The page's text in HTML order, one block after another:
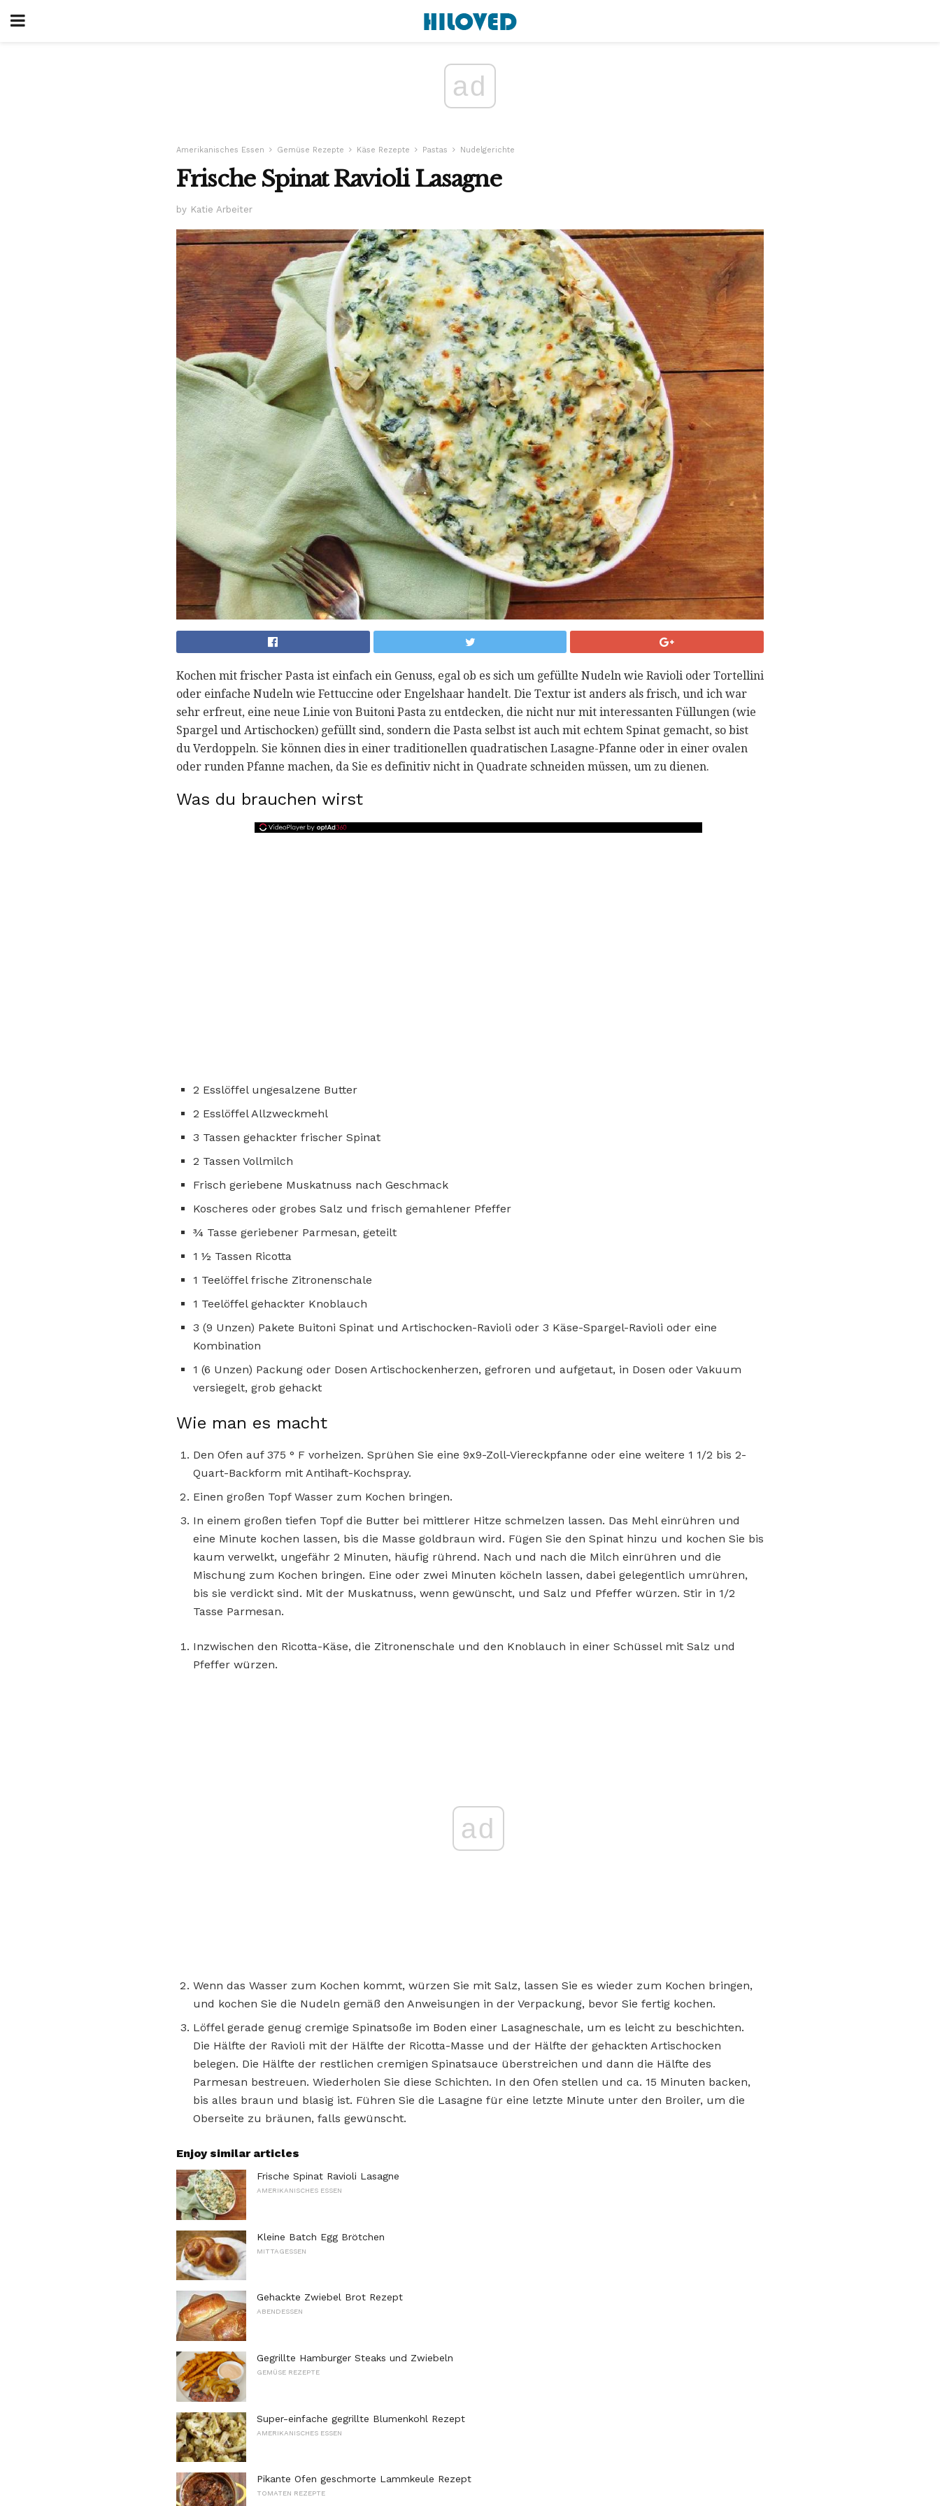
ad
Amerikanisches Essen Gemüse Rezepte Käse Rezepte Pastas Nudelgerichte
Frische Spinat Ravioli Lasagne
by Katie Arbeiter
Kochen mit frischer Pasta ist einfach ein Genuss, egal ob es sich um gefüllte Nudeln wie Ravioli oder Tortellini
oder einfache Nudeln wie Fettuccine oder Engelshaar handelt. Die Textur ist anders als frisch, und ich war
sehr erfreut, eine neue Linie von Buitoni Pasta zu entdecken, die nicht nur mit interessanten Füllungen (wie
Spargel und Artischocken) gefüllt sind, sondern die Pasta selbst ist auch mit echtem Spinat gemacht, so bist
du Verdoppeln. Sie können dies in einer traditionellen quadratischen Lasagne-Pfanne oder in einer ovalen
oder runden Pfanne machen, da Sie es definitiv nicht in Quadrate schneiden müssen, um zu dienen.
Was du brauchen wirst
2 Esslöffel ungesalzene Butter
2 Esslöffel Allzweckmehl
3 Tassen gehackter frischer Spinat
2 Tassen Vollmilch
Frisch geriebene Muskatnuss nach Geschmack
Koscheres oder grobes Salz und frisch gemahlener Pfeffer
¾ Tasse geriebener Parmesan, geteilt
1 ½ Tassen Ricotta
1 Teelöffel frische Zitronenschale
1 Teelöffel gehackter Knoblauch
3 (9 Unzen) Pakete Buitoni Spinat und Artischocken-Ravioli oder 3 Käse-Spargel-Ravioli oder eine
Kombination
1 (6 Unzen) Packung oder Dosen Artischockenherzen, gefroren und aufgetaut, in Dosen oder Vakuum
versiegelt, grob gehackt
Wie man es macht
Den Ofen auf 375 ° F vorheizen. Sprühen Sie eine 9x9-Zoll-Viereckpfanne oder eine weitere 1 1/2 bis 2-
Quart-Backform mit Antihaft-Kochspray.
Einen großen Topf Wasser zum Kochen bringen.
In einem großen tiefen Topf die Butter bei mittlerer Hitze schmelzen lassen. Das Mehl einrühren und
eine Minute kochen lassen, bis die Masse goldbraun wird. Fügen Sie den Spinat hinzu und kochen Sie bis
kaum verwelkt, ungefähr 2 Minuten, häufig rührend. Nach und nach die Milch einrühren und die
Mischung zum Kochen bringen. Eine oder zwei Minuten köcheln lassen, dabei gelegentlich umrühren,
bis sie verdickt sind. Mit der Muskatnuss, wenn gewünscht, und Salz und Pfeffer würzen. Stir in 1/2
Tasse Parmesan.
Inzwischen den Ricotta-Käse, die Zitronenschale und den Knoblauch in einer Schüssel mit Salz und
Pfeffer würzen.
ad
Wenn das Wasser zum Kochen kommt, würzen Sie mit Salz, lassen Sie es wieder zum Kochen bringen,
und kochen Sie die Nudeln gemäß den Anweisungen in der Verpackung, bevor Sie fertig kochen.
Löffel gerade genug cremige Spinatsoße im Boden einer Lasagneschale, um es leicht zu beschichten.
Die Hälfte der Ravioli mit der Hälfte der Ricotta-Masse und der Hälfte der gehackten Artischocken
belegen. Die Hälfte der restlichen cremigen Spinatsauce überstreichen und dann die Hälfte des
Parmesan bestreuen. Wiederholen Sie diese Schichten. In den Ofen stellen und ca. 15 Minuten backen,
bis alles braun und blasig ist. Führen Sie die Lasagne für eine letzte Minute unter den Broiler, um die
Oberseite zu bräunen, falls gewünscht.
Enjoy similar articles
Frische Spinat Ravioli Lasagne
AMERIKANISCHES ESSEN
Kleine Batch Egg Brötchen
MITTAGESSEN
Gehackte Zwiebel Brot Rezept
ABENDESSEN
Gegrillte Hamburger Steaks und Zwiebeln
GEMÜSE REZEPTE
Super-einfache gegrillte Blumenkohl Rezept
AMERIKANISCHES ESSEN
Pikante Ofen geschmorte Lammkeule Rezept
TOMATEN REZEPTE